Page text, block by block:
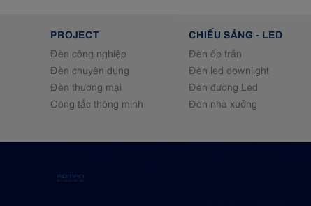
PROJECT
Đèn công nghiệp
Đèn chuyên dụng
Đèn thương mại
Công tắc thông minh
CHIẾU SÁNG - LED
Đèn ốp trần
Đèn led downlight
Đèn đường Led
Đèn nhà xưởng